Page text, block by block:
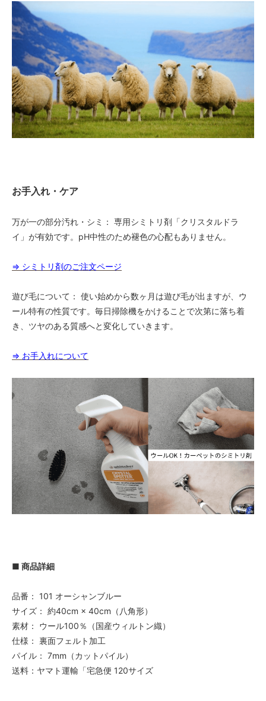
お手入れ・ケア
万が一の部分汚れ・シミ： 専用シミトリ剤「クリスタルドラ
イ」が有効です。pH中性のため褪色の心配もありません。
⇒ シミトリ剤のご注文ページ
遊び毛について： 使い始めから数ヶ月は遊び毛が出ますが、ウ
ール特有の性質です。毎日掃除機をかけることで次第に落ち着
き、ツヤのある質感へと変化していきます。
⇒ お手入れについて
■ 商品詳細
品番： 101 オーシャンブルー
サイズ： 約40cm × 40cm（八角形）
素材： ウール100％（国産ウィルトン織）
仕様： 裏面フェルト加工
パイル： 7mm（カットパイル）
送料：ヤマト運輸「宅急便 120サイズ